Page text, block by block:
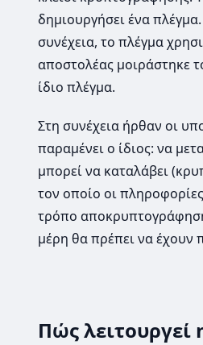
δημιουργήσει ένα
συνέχεια, το πλέγμα
αποστολέας μοιράστηκε
ίδιο πλέγμα.
Στη συνέχεια ήρθαν οι
παραμένει ο ίδιος: να
μπορεί να καταλάβει
τον οποίο οι
τρόπο
μέρη θα πρέπει να έχουν
Πώς